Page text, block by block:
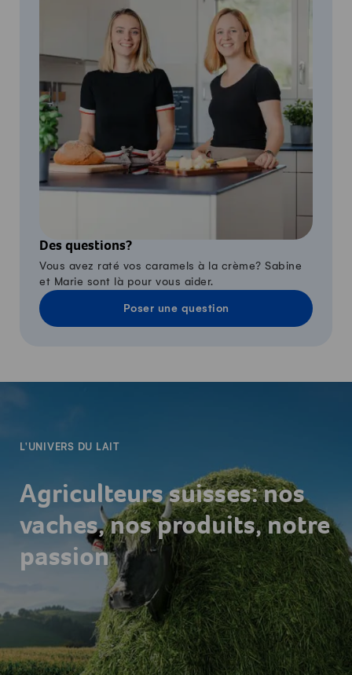
Des questions?
Vous avez raté vos caramels à la crème? Sabine
et Marie sont là pour vous aider.
Poser une question
L'UNIVERS DU LAIT
Agriculteurs suisses: nos
vaches, nos produits, notre
passion